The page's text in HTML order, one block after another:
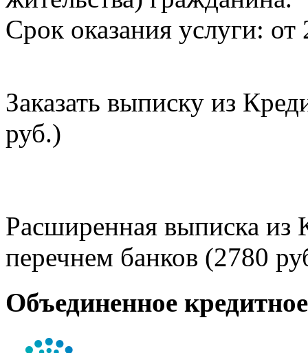
Срок оказания услуги: от
Заказать выписку из
руб.)
Расширенная выписка из
перечнем банков (2780
Объединенное